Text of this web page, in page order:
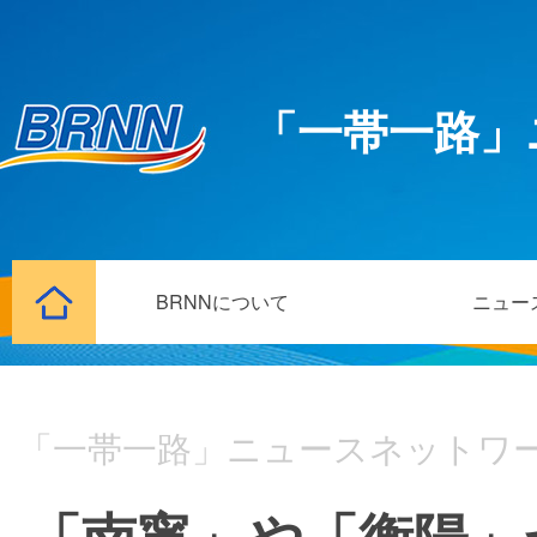
「一帯一路
BRNNについて ニュー
「一帯一路」ニュースネットワ